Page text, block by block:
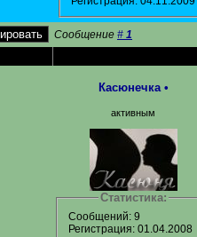
Сообщение # 1
Касюнечка •
активным
Статистика:
Сообщений: 9
Регистрация: 01.04.2008